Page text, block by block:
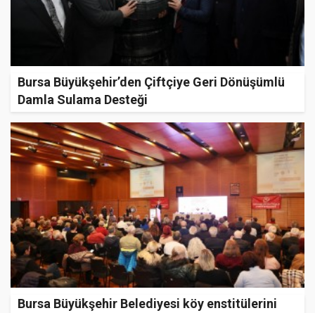
Bursa Büyükşehir’den Çiftçiye Geri Dönüşümlü
Damla Sulama Desteği
Bursa Büyükşehir Belediyesi köy enstitülerini